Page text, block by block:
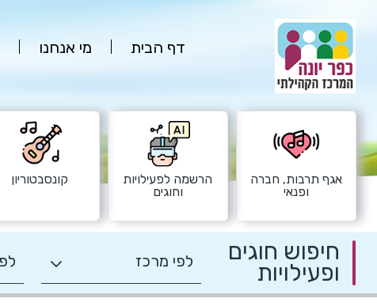
דף הבית מי אנחנו
אגף תרבות, חברה
ופנאי
הרשמה לפעילויות
וחוגים
קונסבטוריון
חיפוש חוגים
ופעילויות